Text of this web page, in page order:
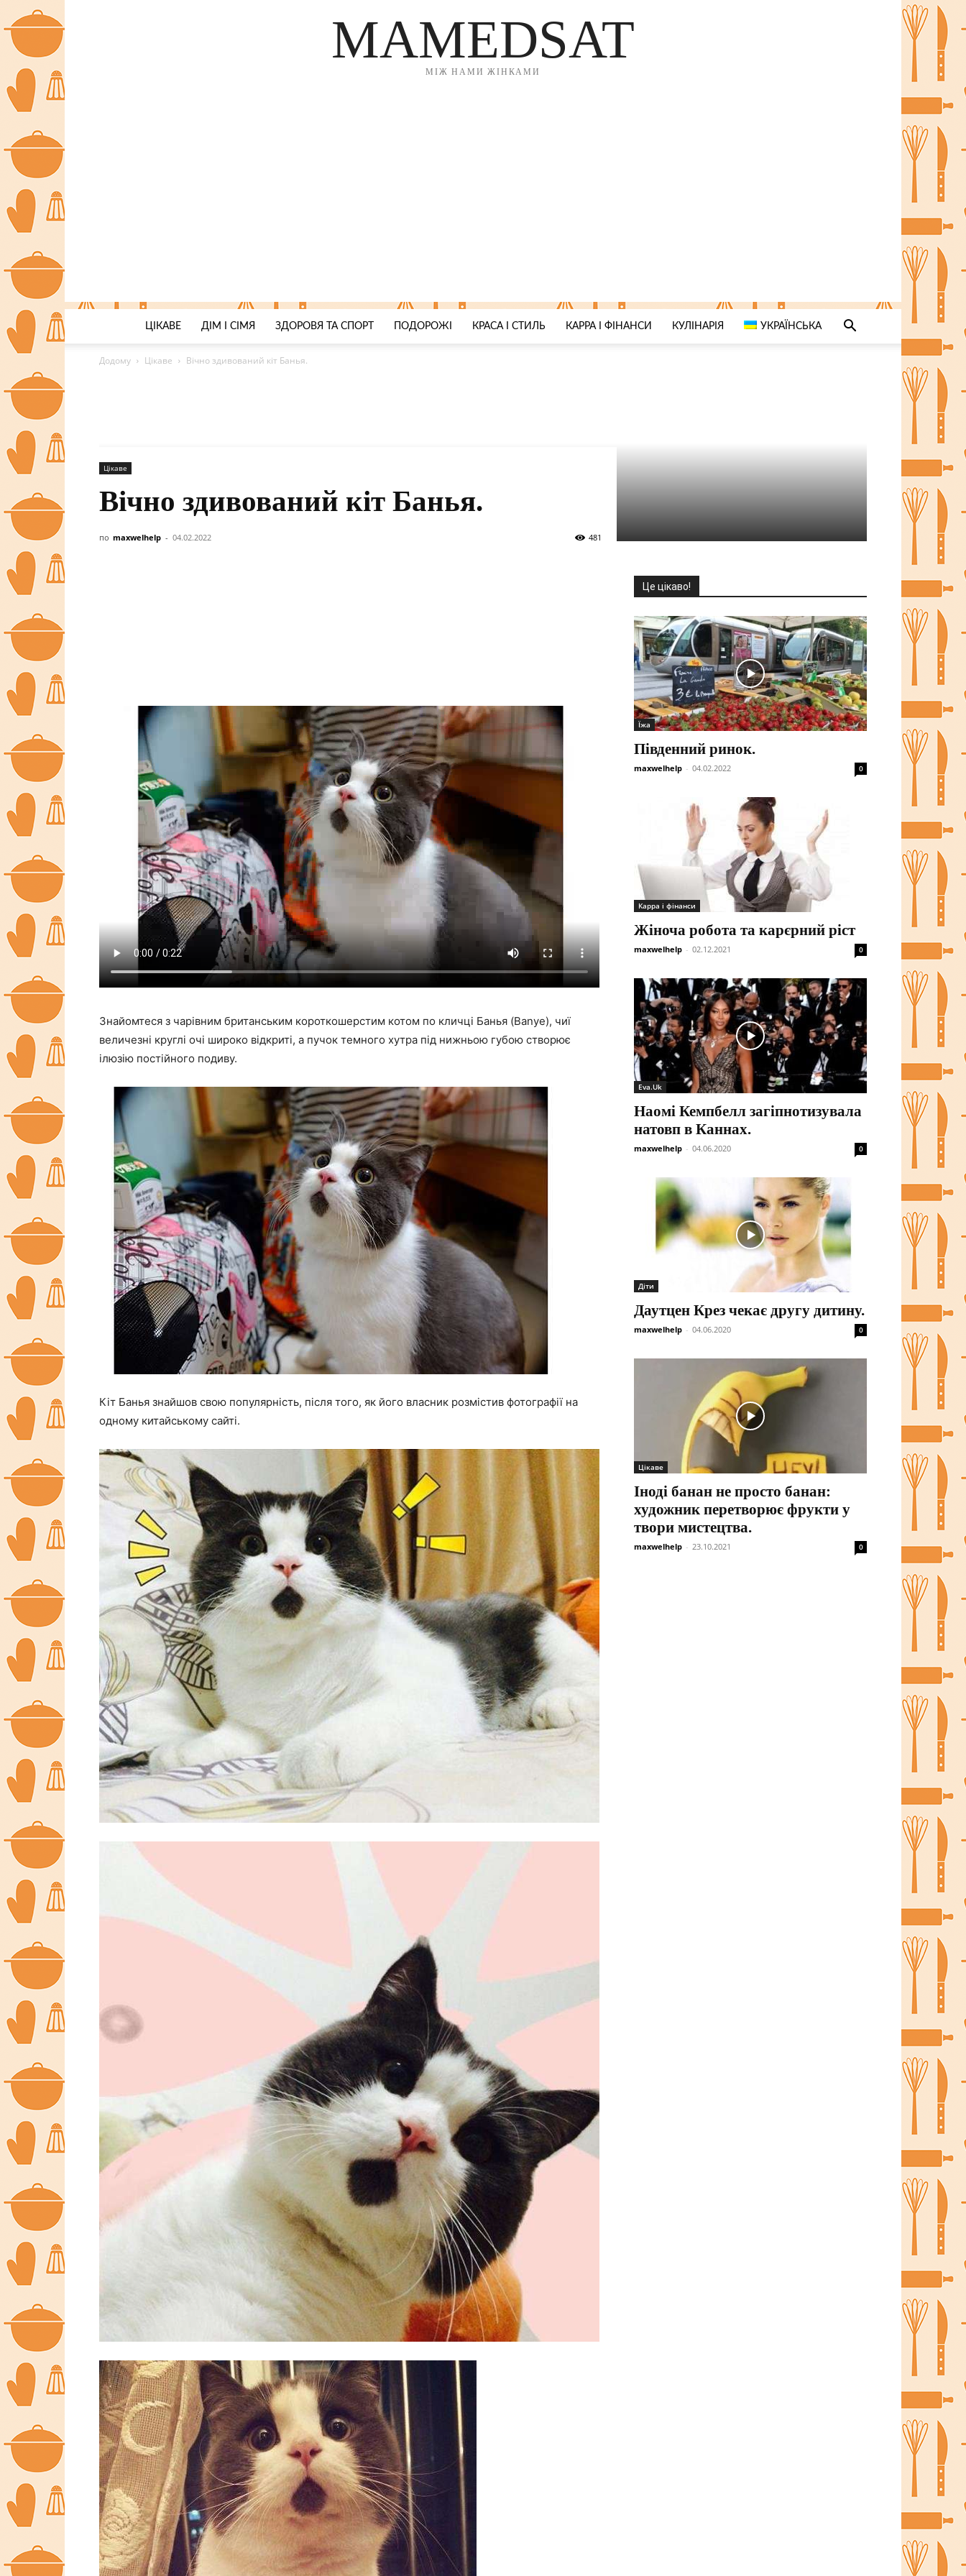
MAMEDSAT
МІЖ НАМИ ЖІНКАМИ
ЦІКАВЕ ДІМ І СІМЯ ЗДОРОВЯ ТА СПОРТ ПОДОРОЖІ КРАСА І СТИЛЬ КАРРА І ФІНАНСИ КУЛІНАРІЯ УКРАЇНСЬКА
Додому Цікаве Вічно здивований кіт Банья.
Цікаве
Вічно здивований кіт Банья.
по maxwelhelp - 04.02.2022 481
Знайомтеся з чарівним британським короткошерстим котом по кличці Банья (Banye), чиї
величезні круглі очі широко відкриті, а пучок темного хутра під нижньою губою створює
ілюзію постійного подиву.
Кіт Банья знайшов свою популярність, після того, як його власник розмістив фотографії на
одному китайському сайті.
Це цікаво!
Їжа
Південний ринок.
maxwelhelp - 04.02.2022 0
Карра і фінанси
Жіноча робота та карєрний ріст
maxwelhelp - 02.12.2021 0
Eva.Uk
Наомі Кемпбелл загіпнотизувала
натовп в Каннах.
maxwelhelp - 04.06.2020 0
Діти
Даутцен Крез чекає другу дитину.
maxwelhelp - 04.06.2020 0
Цікаве
Іноді банан не просто банан:
художник перетворює фрукти у
твори мистецтва.
maxwelhelp - 23.10.2021 0